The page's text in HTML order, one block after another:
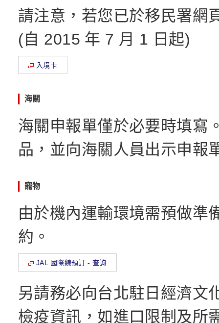
請注意，若您已於移民署網
(自 2015 年 7 月 1 日起)
入境卡
海關
海關申報單僅於必要時填寫
品，並向海關人員出示申報
寵物
由於機內運輸環境需預做準
約。
JAL 國際線預訂 - 查詢
另請務必向台北駐日經濟文
檢疫資訊，如進口限制及所